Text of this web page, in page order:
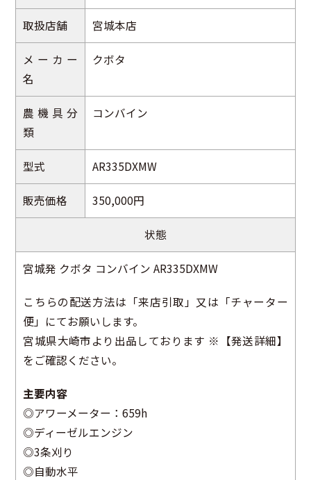
取扱店舗 宮城本店
メーカー
名
クボタ
農機具分
類
コンバイン
型式 AR335DXMW
販売価格 350,000円
状態
宮城発 クボタ コンバイン AR335DXMW
こちらの配送方法は「来店引取」又は「チャーター
便」にてお願いします。
宮城県大崎市より出品しております ※【発送詳細】
をご確認ください。
主要内容
◎アワーメーター：659h
◎ディーゼルエンジン
◎3条刈り
◎自動水平